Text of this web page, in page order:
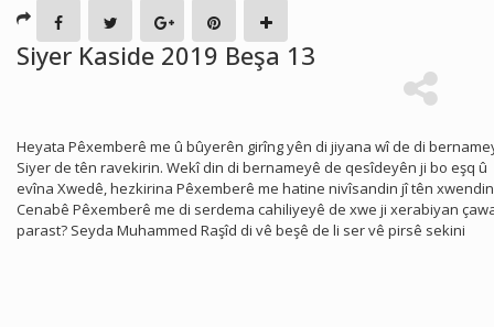
Siyer Kaside 2019 Beşa 13
Heyata Pêxemberê me û bûyerên girîng yên di jiyana wî de di
Siyer de tên ravekirin. Wekî din di bernameyê de qesîdeyên ji bo eşq û
evîna Xwedê, hezkirina Pêxemberê me hatine nivîsandin jî tên
Cenabê Pêxemberê me di serdema cahiliyeyê de xwe ji xerabiyan
parast? Seyda Muhammed Raşîd di vê beşê de li ser vê pirsê sekini